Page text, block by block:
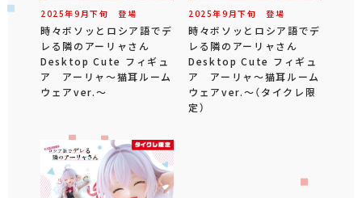
2025年9 月下旬 登場
時々ボソッとロシア語でデ
レる隣のアーリャさん
Desktop Cute フィギュ
ア アーリャ～猫耳ルーム
ウェアver.～
2025年9 月下旬 登場
時々ボソッとロシア語でデ
レる隣のアーリャさん
Desktop Cute フィギュ
ア アーリャ～猫耳ルーム
ウェアver.～（タイクレ限
定）